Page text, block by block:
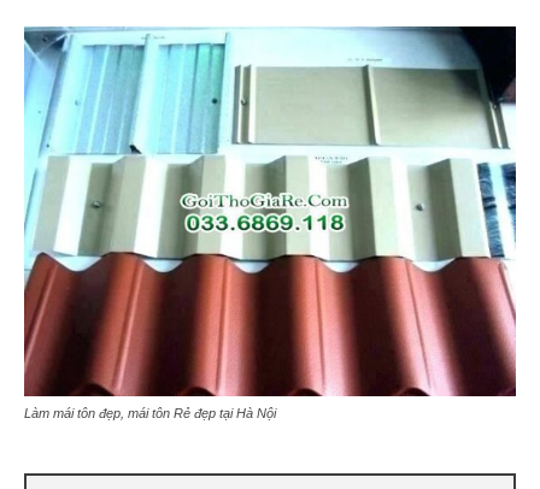
Làm mái tôn đẹp, mái tôn Rẻ đẹp tại Hà Nội